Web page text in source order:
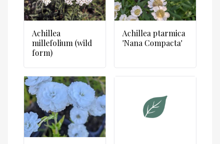
Achillea
millefolium (wild
form)
Achillea ptarmica
'Nana Compacta'